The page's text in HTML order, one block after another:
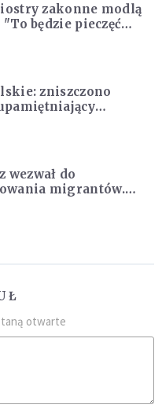
zakonne modlą
"To będzie pieczęć
dla naszej wiary"
zniszczono
Ambasada
wezwał do
migrantów.
przeciwko
otwarte